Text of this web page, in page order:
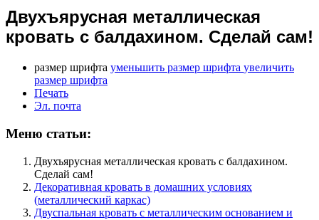
Двухъярусная металлическая
кровать с балдахином. Сделай сам!
размер шрифта уменьшить размер шрифта увеличить
размер шрифта
Печать
Эл. почта
Меню статьи:
Двухъярусная металлическая кровать с балдахином.
Сделай сам!
Декоративная кровать в домашних условиях
(металлический каркас)
Двуспальная кровать с металлическим основанием и